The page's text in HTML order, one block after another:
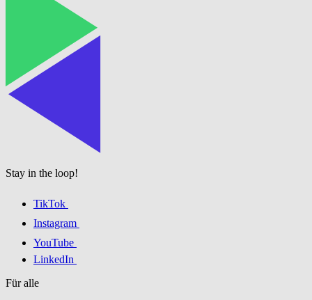
Stay in the loop!
TikTok
Instagram
YouTube
LinkedIn
Für alle